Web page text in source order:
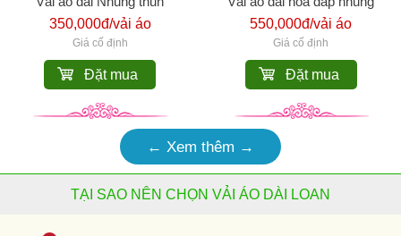
350,000đ/vải áo
Giá cố định
Đặt mua
550,000đ/vải áo
Giá cố định
Đặt mua
← Xem thêm →
TẠI SAO NÊN CHỌN VẢI ÁO DÀI LOAN